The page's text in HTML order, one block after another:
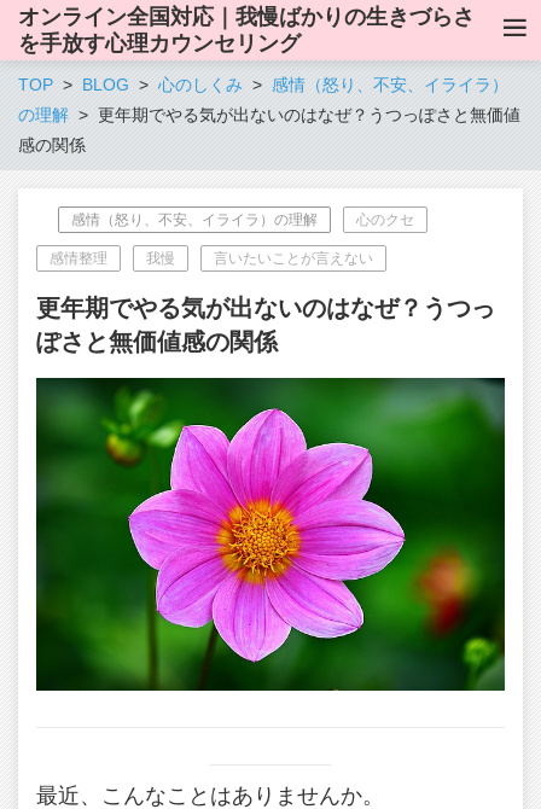
オンライン全国対応｜我慢ばかりの生きづらさ
を手放す心理カウンセリング
TOP BLOG 心のしくみ
感情（怒り、不安、イライラ）
の理解
更年期でやる気が出ないのはなぜ？うつっぽさと無価値
感の関係
感情（怒り、不安、イライラ）の理解 心のクセ
感情整理 我慢 言いたいことが言えない
更年期でやる気が出ないのはなぜ？うつっ
ぽさと無価値感の関係
最近、こんなことはありませんか。